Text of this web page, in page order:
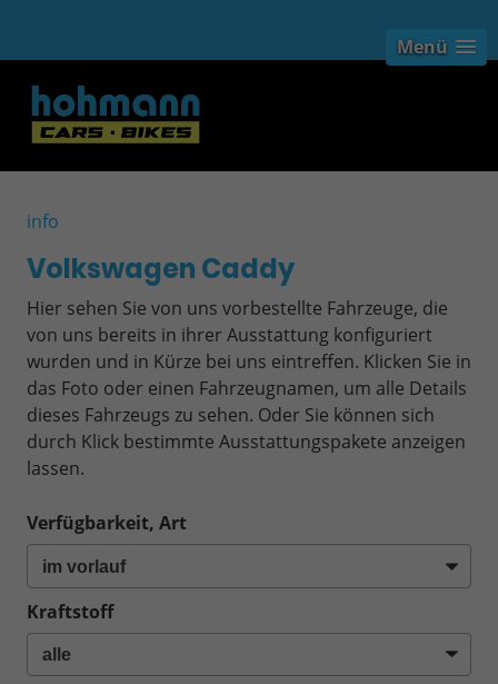
Menü
info
Volkswagen Caddy
Hier sehen Sie von uns vorbestellte Fahrzeuge, die
von uns bereits in ihrer Ausstattung konfiguriert
wurden und in Kürze bei uns eintreffen. Klicken Sie in
das Foto oder einen Fahrzeugnamen, um alle Details
dieses Fahrzeugs zu sehen. Oder Sie können sich
durch Klick bestimmte Ausstattungspakete anzeigen
lassen.
Verfügbarkeit, Art
Kraftstoff